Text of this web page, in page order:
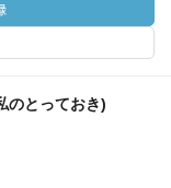
のとっておき)